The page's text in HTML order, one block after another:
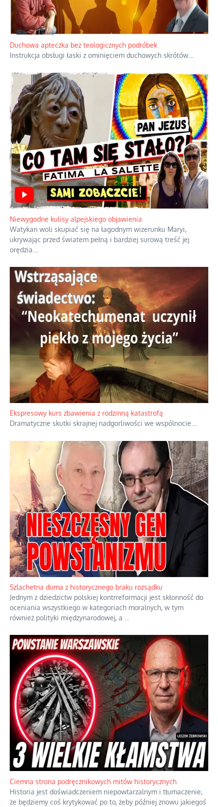
Duchowa apteczka bez teologicznych podróbek
Instrukcja obsługi łaski z ominięciem duchowych skrótów.
Niewygodne kulisy alpejskiego objawienia
Watykan woli skupiać się na łagodnym wizerunku Maryi,
ukrywając przed światem pełną i bardziej surową treść jej
orędzia.
Ekspresowy kurs zbawienia z rodzinną katastrofą
Dramatyczne skutki skrajnej nadgorliwości we wspólnocie.
Szlachetna duma z historycznego braku rozsądku
Jednym z dziedzictw polskiej kontrreformacji jest skłonność do
oceniania wszystkiego w kategoriach moralnych, w tym
również polityki międzynarodowej, a
Ciemna strona podręcznikowych mitów historycznych
Historia jest doświadczeniem niepowtarzalnym i tłumaczenie,
że będziemy coś krytykować po to, żeby później znowu jakiegoś